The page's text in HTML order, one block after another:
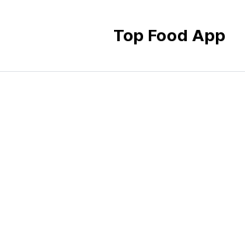
Top Food App